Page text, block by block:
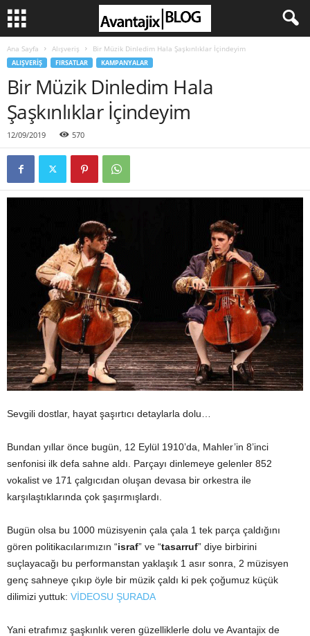
Ana Sayfa Alışveriş Bir Müzik Dinledim Hala Şaşkınlıklar İçindeyim
ALIŞVERIŞ FIRSATLAR KAMPANYALAR
Bir Müzik Dinledim Hala
Şaşkınlıklar İçindeyim
12/09/2019 570
Sevgili dostlar, hayat şaşırtıcı detaylarla dolu…
Bundan yıllar önce bugün, 12 Eylül 1910’da, Mahler’in 8’inci
senfonisi ilk defa sahne aldı. Parçayı dinlemeye gelenler 852
vokalist ve 171 çalgıcıdan oluşan devasa bir orkestra ile
karşılaştıklarında çok şaşırmışlardı.
Bugün olsa bu 1000 müzisyenin çala çala 1 tek parça çaldığını
gören politikacılarımızın “israf” ve “tasarruf” diye birbirini
suçlayacağı bu performanstan yaklaşık 1 asır sonra, 2 müzisyen
genç sahneye çıkıp öyle bir müzik çaldı ki pek çoğumuz küçük
dilimizi yuttuk: VİDEOSU ŞURADA
Yani etrafımız şaşkınlık veren güzelliklerle dolu ve Avantajix de